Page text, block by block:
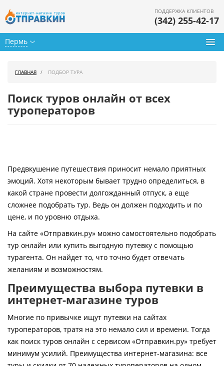
Пермь
ПОДДЕРЖКА КЛИЕНТОВ
(342) 255-42-17
Горящие туры
Страны
Как купить
Контакты
ГЛАВНАЯ ПОДБОР ТУРА
Поиск туров онлайн от всех
туроператоров
Предвкушение путешествия приносит немало приятных
эмоций. Хотя некоторым бывает трудно определиться, в
какой стране провести долгожданный отпуск, а еще
сложнее подобрать тур. Ведь он должен подходить и по
цене, и по уровню отдыха.
На сайте «Отправкин.ру» можно самостоятельно подобрать
тур онлайн или купить выгодную путевку с помощью
турагента. Он найдет то, что точно будет отвечать
желаниям и возможностям.
Преимущества выбора путевки в
интернет-магазине туров
Многие по привычке ищут путевки на сайтах
туроператоров, тратя на это немало сил и времени. Тогда
как поиск туров онлайн с сервисом «Отправкин.ру» требует
минимум усилий. Преимущества интернет-магазина: все